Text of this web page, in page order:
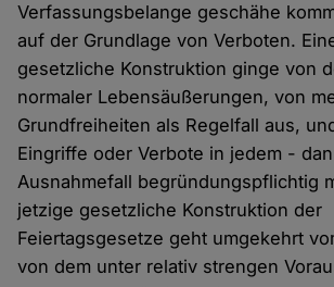
Verfassungsbelange geschähe
auf der Grundlage von Verboten.
gesetzliche Konstruktion ginge von
normaler Lebensäußerungen, von
Grundfreiheiten als Regelfall aus,
Eingriffe oder Verbote in jedem -
Ausnahmefall begründungspflichtig
jetzige gesetzliche Konstruktion der
Feiertagsgesetze geht umgekehrt
von dem unter relativ strengen